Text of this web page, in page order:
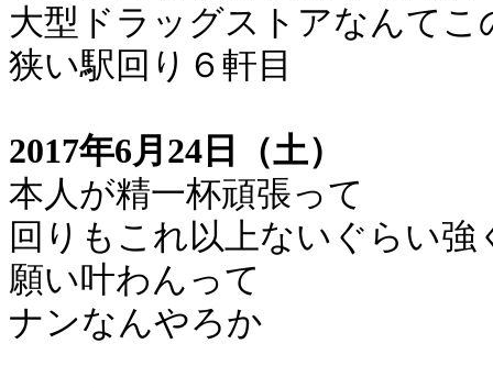
大型ドラッグストアなんて
狭い駅回り６軒目
2017年6月24日（土）
本人が精一杯頑張って
回りもこれ以上ないぐらい強
願い叶わんって
ナンなんやろか